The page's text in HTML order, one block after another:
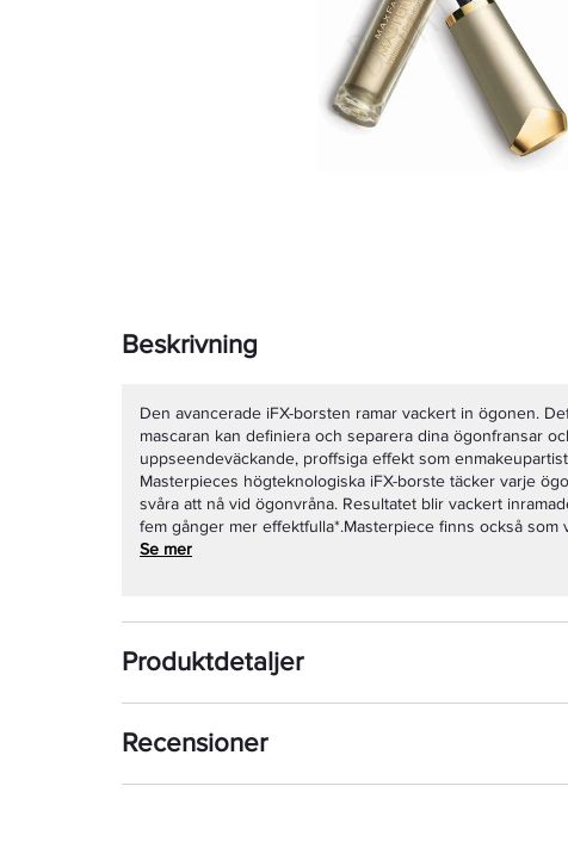
Beskrivning
Den avancerade iFX-borsten ramar vackert in ögonen.
mascaran kan definiera och separera dina ögonfransar
uppseendeväckande, proffsiga effekt som
Masterpieces högteknologiska iFX-borste täcker varje
svåra att nå vid ögonvråna. Resultatet blir vackert
fem gånger mer effektfulla*.Masterpiece finns också som
volym ska du kolla in Masterpiece Max Mascara.*Jämfört
de övre och nedreögonfransarna.Vår makeupartist säger:
ögonvrå och från rot till topp. Hemligheten ligger i
Se mer
Produktdetaljer
Recensioner